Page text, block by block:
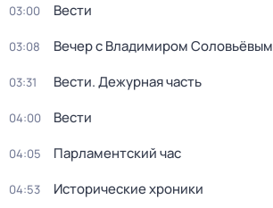
03:00 Вести
03:08 Вечер с Владимиром Соловьёвым
03:31 Вести. Дежурная часть
04:00 Вести
04:05 Парламентский час
04:53 Исторические хроники